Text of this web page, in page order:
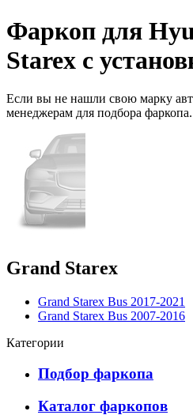
Фаркоп для
Starex с
Если вы не нашли свою марку
менеджерам для подбора фаркопа.
Grand Starex
Grand Starex Bus 2017-2021
Grand Starex Bus 2007-2016
Категории
Подбор фаркопа
Каталог фаркопов